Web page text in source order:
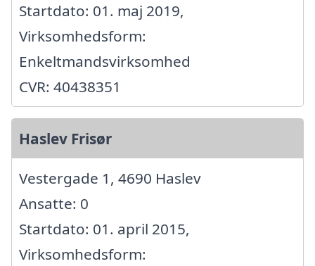
Startdato: 01. maj 2019,
Virksomhedsform:
Enkeltmandsvirksomhed
CVR: 40438351
Haslev Frisør
Vestergade 1, 4690 Haslev
Ansatte: 0
Startdato: 01. april 2015,
Virksomhedsform: